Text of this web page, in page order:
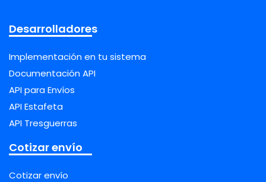
Desarrolladores
Implementación en tu sistema
Documentación API
API para Envíos
API Estafeta
API Tresguerras
Cotizar envío
Cotizar envío